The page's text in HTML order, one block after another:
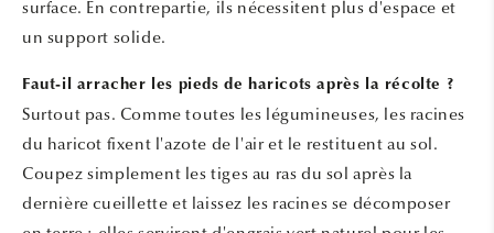
surface. En contrepartie, ils nécessitent plus d'espace et
un support solide.
Faut-il arracher les pieds de haricots après la récolte ?
Surtout pas. Comme toutes les légumineuses, les racines
du haricot fixent l'azote de l'air et le restituent au sol.
Coupez simplement les tiges au ras du sol après la
dernière cueillette et laissez les racines se décomposer